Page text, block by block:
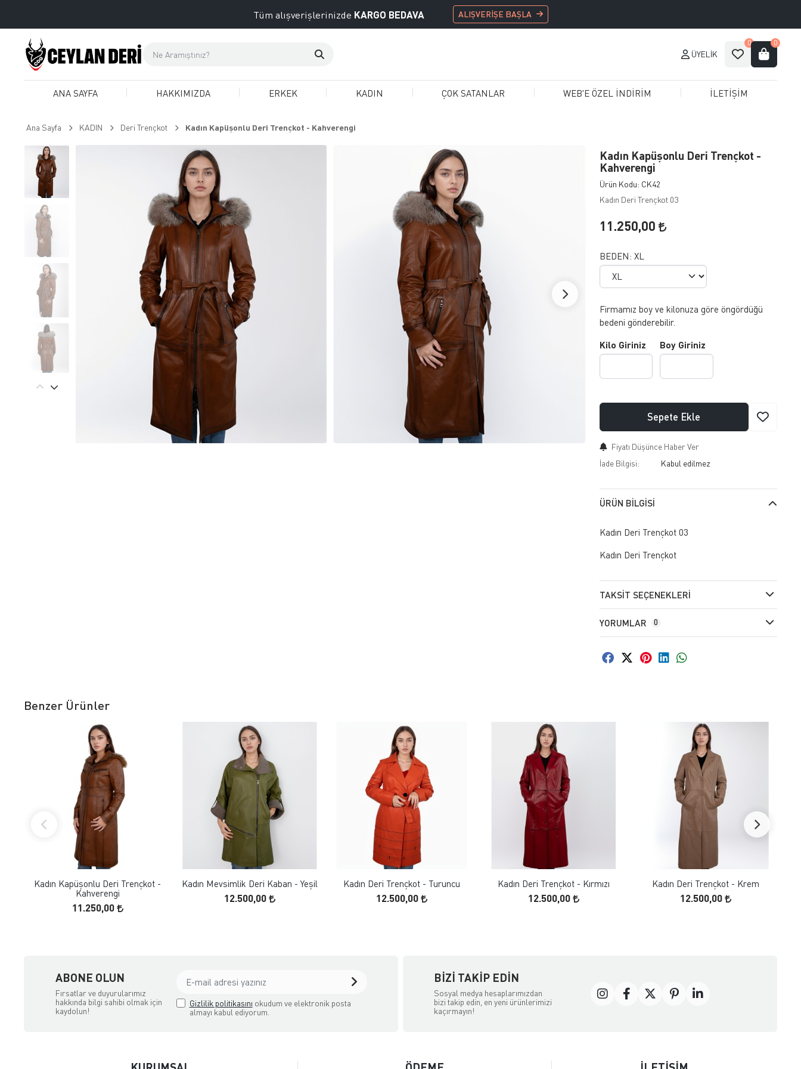
Tüm alışverişlerinizde KARGO BEDAVA ALIŞVERİŞE BAŞLA
ÜYELIK
0 0
ANA SAYFA HAKKIMIZDA ERKEK KADIN ÇOK SATANLAR WEB'E ÖZEL İNDİRİM İLETİŞİM
Ana Sayfa KADIN Deri Trençkot Kadın Kapüşonlu Deri Trençkot - Kahverengi
Kadın Kapüşonlu Deri Trençkot -
Kahverengi
Ürün Kodu: CK42
Kadın Deri Trençkot 03
11.250,00
BEDEN: XL
Firmamız boy ve kilonuza göre öngördüğü
bedeni gönderebilir.
Kilo Giriniz Boy Giriniz
Sepete Ekle
Fiyatı Düşünce Haber Ver
İade Bilgisi:
ÜRÜN BILGISI
Kadın Deri Trençkot 03
Kadın Deri Trençkot
TAKSIT SEÇENEKLERI
YORUMLAR 0
Benzer Ürünler
FAVORILERE EKLE
Kadın Kapüşonlu Deri Trençkot -
Kahverengi
11.250,00
FAVORILERE EKLE
ÜRÜN İNCELE
Kadın Mevsimlik Deri Kaban - Yeşil
12.500,00
FAVORILERE EKLE
ÜRÜN İNCELE
Kadın Deri Trençkot - Turuncu
12.500,00
FAVORILERE EKLE
ÜRÜN İNCELE
Kadın Deri Trençkot - Kırmızı
12.500,00
FAVORILERE EKLE
Kadın Deri Trençkot - Krem
12.500,00
ABONE OLUN
Fırsatlar ve duyurularımız
hakkında bilgi sahibi olmak için
kaydolun!
Gizlilik politikasını okudum ve elektronik posta
almayı kabul ediyorum.
BIZI TAKIP EDIN
Sosyal medya hesaplarımızdan
bizi takip edin, en yeni ürünlerimizi
kaçırmayın!